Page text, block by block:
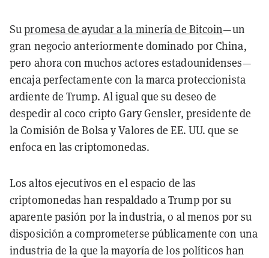
Supromesa de ayudar a la minería de Bitcoin—un
gran negocio anteriormente dominado por China,
pero ahora con muchos actores estadounidenses—
encaja perfectamente con la marca proteccionista
ardiente de Trump. Al igual que su deseo de
despedir al coco cripto Gary Gensler, presidente de
la Comisión de Bolsa y Valores de EE. UU. que se
enfoca en las criptomonedas.
Los altos ejecutivos en el espacio de las
criptomonedas han respaldado a Trump por su
aparente pasión por la industria, o al menos por su
disposición a comprometerse públicamente con una
industria de la que la mayoría de los políticos han